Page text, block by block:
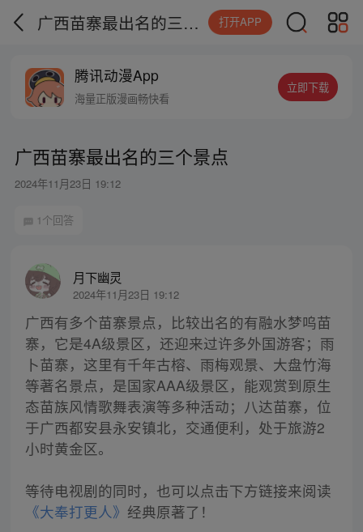
广西苗寨最出名的三个景点 打开APP
腾讯动漫App
海量正版漫画畅快看
立即下载
广西苗寨最出名的三个景点
2024年11月23日 19:12
1个回答
月下幽灵
2024年11月23日 19:12
广西有多个苗寨景点，比较出名的有融水梦呜苗
寨，它是4A级景区，还迎来过许多外国游客；雨
卜苗寨，这里有千年古榕、雨梅观景、大盘竹海
等著名景点，是国家AAA级景区，能观赏到原生
态苗族风情歌舞表演等多种活动；八达苗寨，位
于广西都安县永安镇北，交通便利，处于旅游2
小时黄金区。
等待电视剧的同时，也可以点击下方链接来阅读
《大奉打更人》 经典原著了！